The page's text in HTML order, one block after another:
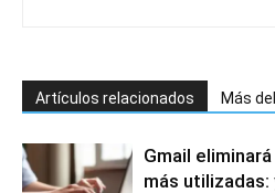
Artículos relacionados Más
Gmail
más utilizadas: